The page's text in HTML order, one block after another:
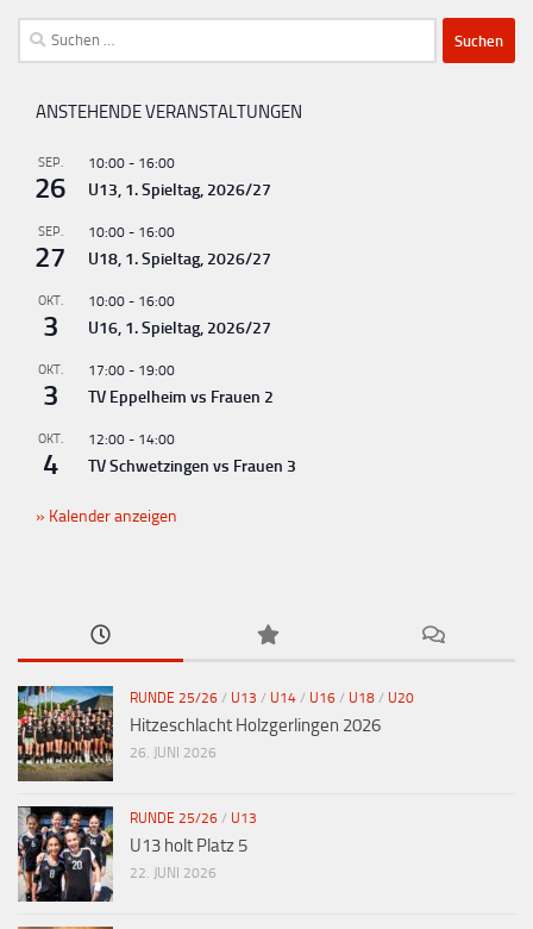
Suchen
nach:
ANSTEHENDE VERANSTALTUNGEN
SEP.
26
10:00 - 16:00
U13, 1. Spieltag, 2026/27
SEP.
27
10:00 - 16:00
U18, 1. Spieltag, 2026/27
OKT.
3
10:00 - 16:00
U16, 1. Spieltag, 2026/27
OKT.
3
17:00 - 19:00
TV Eppelheim vs Frauen 2
OKT.
4
12:00 - 14:00
TV Schwetzingen vs Frauen 3
Kalender anzeigen
RUNDE 25/26 / U13 / U14 / U16 / U18 / U20
Hitzeschlacht Holzgerlingen 2026
26. JUNI 2026
RUNDE 25/26 / U13
U13 holt Platz 5
22. JUNI 2026